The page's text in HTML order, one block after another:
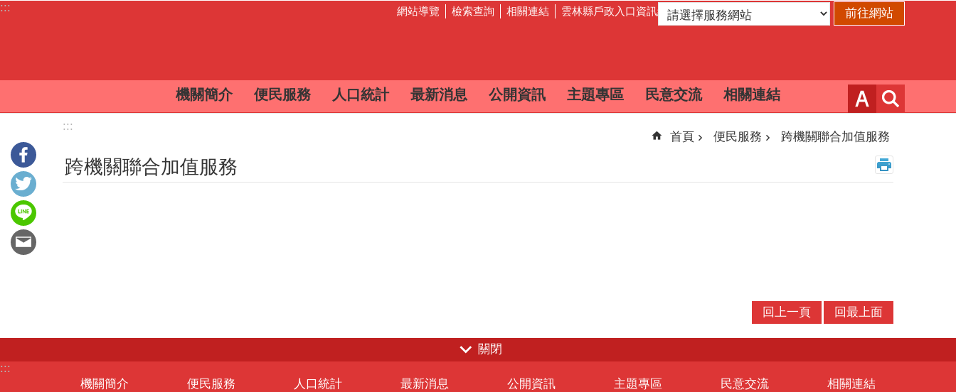
跳到主要內容區塊
::: 網站導覽 檢索查詢 相關連結 雲林縣戶政入口資訊網
機關簡介 便民服務 人口統計 最新消息 公開資訊 主題專區 民意交流 相關連結
:::
首頁 便民服務 跨機關聯合加值服務
跨機關聯合加值服務
回上一頁 回最上面
關閉
:::
機關簡介
便民服務 人口統計 最新消息 公開資訊 主題專區 民意交流 相關連結